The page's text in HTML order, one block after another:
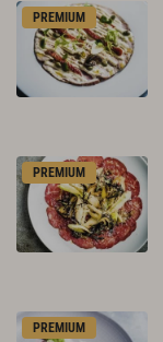
PREMIUM
PREMIUM
PREMIUM